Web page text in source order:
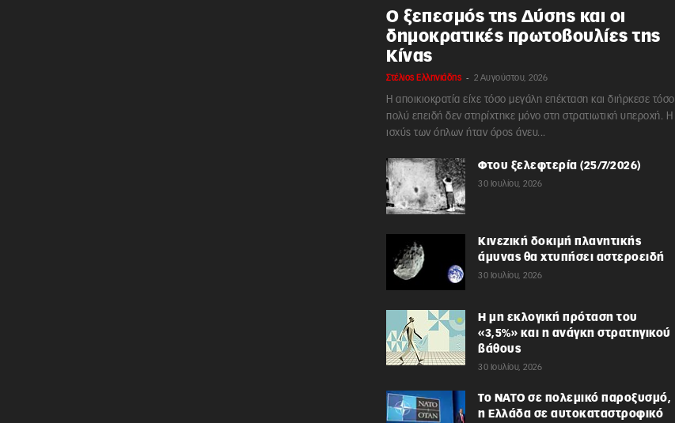
Ο ξεπεσμός της Δύσης και οι
δημοκρατικές πρωτοβουλίες της
Κίνας
Στέλιος Ελληνιάδης - 2 Αυγούστου, 2026
Η αποικιοκρατία είχε τόσο μεγάλη επέκταση και διήρκεσε τόσο
πολύ επειδή δεν στηρίχτηκε μόνο στη στρατιωτική υπεροχή. Η
ισχύς των όπλων ήταν όρος άνευ...
Φτου ξελεφτερία (25/7/2026)
30 Ιουλίου, 2026
Κινεζική δοκιμή πλανητικής
άμυνας θα χτυπήσει αστεροειδή
30 Ιουλίου, 2026
Η μη εκλογική πρόταση του
«3,5%» και η ανάγκη στρατηγικού
βάθους
30 Ιουλίου, 2026
Το ΝΑΤΟ σε πολεμικό παροξυσμό,
η Ελλάδα σε αυτοκαταστροφικό